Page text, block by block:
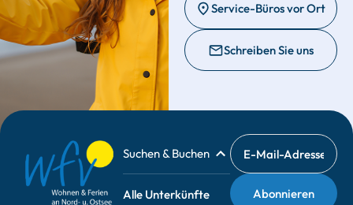
Service-Büros vor Ort
Schreiben Sie uns
Suchen & Buchen
Alle Unterkünfte